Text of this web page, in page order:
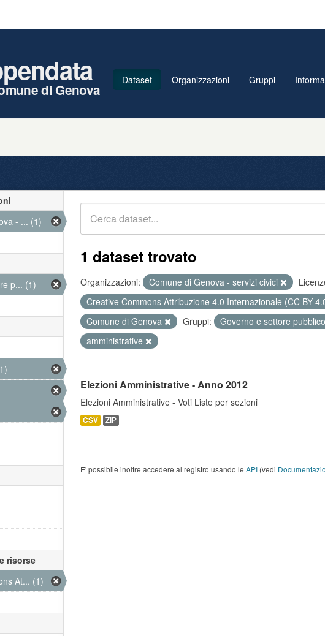
di Genova
Dataset Organizzazioni Gruppi
1 dataset trovato
Organizzazioni: Comune di Genova - servizi civici
Creative Commons Attribuzione 4.0 Internazionale (CC BY
Comune di Genova
Gruppi: Governo e settore pubblico
amministrative
Elezioni Amministrative - Anno 2012
Elezioni Amministrative - Voti Liste per sezioni
CSV ZIP
E' possibile inoltre accedere al registro usando le API (vedi
- ... (1)
p... (1)
risorse
At... (1)